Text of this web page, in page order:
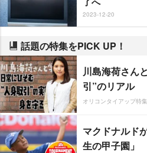
2023-12-20
話題の特集をPICK UP！
川島海荷さん
引”のリアル
オリコンタイアップ特集
マクドナルド
生の甲子園」